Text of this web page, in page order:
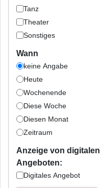
Tanz
Theater
Sonstiges
Wann
keine Angabe
Heute
Wochenende
Diese Woche
Diesen Monat
Zeitraum
Anzeige von digitalen
Angeboten:
Digitales Angebot